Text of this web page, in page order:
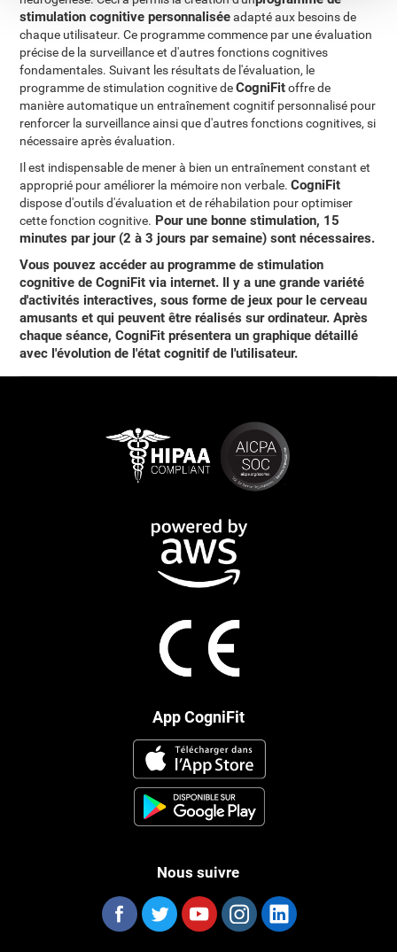
stimulation cognitive personnaliséeadapté aux besoins de
chaque utilisateur. Ce programme commence par une évaluation
précise de la surveillance et d'autres fonctions cognitives
fondamentales. Suivant les résultats de l'évaluation, le
programme de stimulation cognitive deCogniFitoffre de
manière automatique un entraînement cognitif personnalisé pour
renforcer la surveillance ainsi que d'autres fonctions cognitives, si
nécessaire après évaluation.
Il est indispensable de mener à bien un entraînement constant et
approprié pour améliorer la mémoire non verbale.CogniFit
dispose d'outils d'évaluation et de réhabilation pour optimiser
cette fonction cognitive. Pour une bonne stimulation, 15
minutes par jour (2 à 3 jours par semaine) sont nécessaires.
Vous pouvezaccéder au programme de stimulation
cognitive de CogniFit via internet. Il y a une grande variété
d'activités interactives, sous forme de jeux pour le cerveau
amusants et qui peuvent être réalisés sur ordinateur. Après
chaque séance,CogniFit présentera un graphique détaillé
avec l'évolution de l'état cognitif de l'utilisateur.
App CogniFit
Nous suivre